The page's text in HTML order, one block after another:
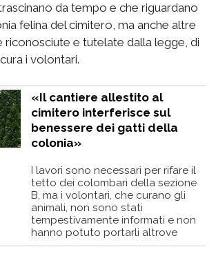
da tempo e che riguardano
felina del cimitero, ma anche altre
riconosciute e tutelate dalla legge, di
i volontari.
«Il cantiere allestito al
cimitero interferisce sul
benessere dei gatti della
colonia»
I lavori sono necessari per rifare il
tetto dei colombari della sezione
B, ma i volontari, che curano gli
animali, non sono stati
tempestivamente informati e non
hanno potuto portarli altrove